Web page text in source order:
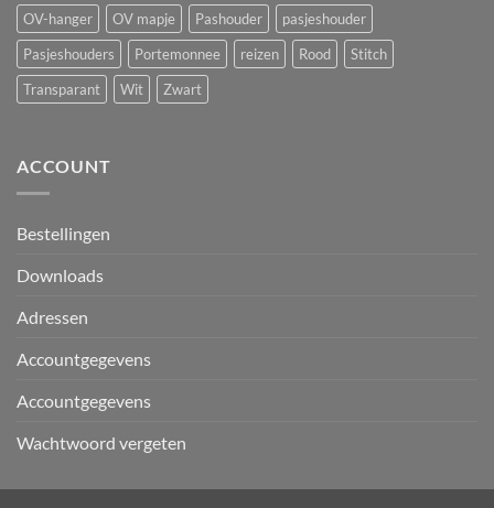
OV-hanger
OV mapje Pashouder
pasjeshouder
Pasjeshouders
Portemonnee reizen Rood
Stitch
Transparant
Wit Zwart
ACCOUNT
Bestellingen
Downloads
Adressen
Accountgegevens
Accountgegevens
Wachtwoord vergeten